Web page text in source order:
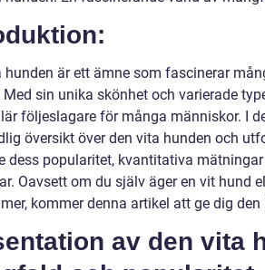
hunden är ett ämne som fascinerar
Med sin unika skönhet och varierade
följeslagare för många människor. I
översikt över den vita hunden och
dess popularitet, kvantitativa
Oavsett om du själv äger en vit hund
kommer denna artikel att ge dig den
av den vita